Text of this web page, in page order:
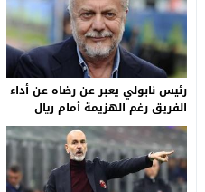
رئيس نابولي يعبر عن رضاه عن أداء
الفريق رغم الهزيمة أمام ريال
مدريد